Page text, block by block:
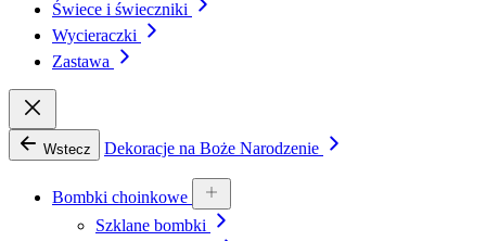
Świece i świeczniki
Wycieraczki
Zastawa
Wstecz Dekoracje na Boże Narodzenie
Bombki choinkowe
Szklane bombki